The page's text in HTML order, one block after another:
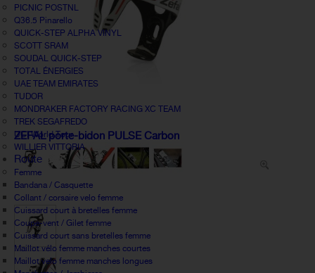
PICNIC POSTNL
Q36.5 Pinarello
QUICK-STEP ALPHA VINYL
SCOTT SRAM
SOUDAL QUICK-STEP
TOTAL ÉNERGIES
UAE TEAM EMIRATES
TUDOR
MONDRAKER FACTORY RACING XC TEAM
TREK SEGAFREDO
UCI World Tour
WILLIER VITTORIA
Route
Femme
Bandana / Casquette
Collant / corsaire velo femme
Cuissard court à bretelles femme
Coupe-vent / Gilet femme
Cuissard court sans bretelles femme
Maillot vélo femme manches courtes
Maillot velo femme manches longues
ZEFAL porte-bidon PULSE Carbon